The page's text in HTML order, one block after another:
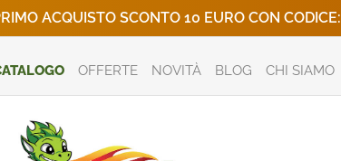
ACQUISTO SCONTO 10 EURO CON CODICE:
OFFERTE NOVITÀ BLOG CHI SIAMO